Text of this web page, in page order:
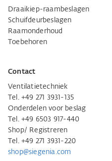
Draaikiep-raambeslagen
Schuifdeurbeslagen
Raamonderhoud
Toebehoren
Contact
Ventilatietechniek
Tel. +49 271 3931-135
Onderdelen voor beslag
Tel. +49 6503 917-440
Shop/ Registreren
Tel. +49 271 3931-220
shop@siegenia.com